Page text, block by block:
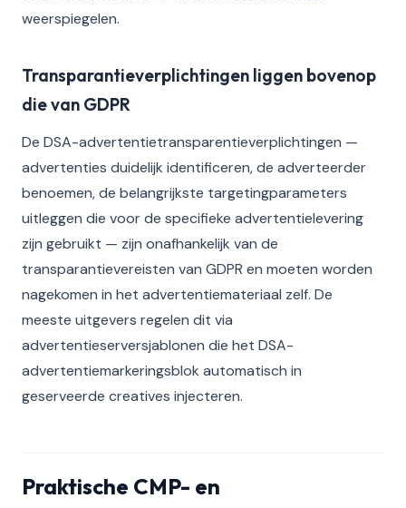
weerspiegelen.
Transparantieverplichtingen liggen bovenop
die van GDPR
De DSA-advertentietransparentieverplichtingen —
advertenties duidelijk identificeren, de adverteerder
benoemen, de belangrijkste targetingparameters
uitleggen die voor de specifieke advertentielevering
zijn gebruikt — zijn onafhankelijk van de
transparantievereisten van GDPR en moeten worden
nagekomen in het advertentiemateriaal zelf. De
meeste uitgevers regelen dit via
advertentieserversjablonen die het DSA-
advertentiemarkeringsblok automatisch in
geserveerde creatives injecteren.
Praktische CMP- en